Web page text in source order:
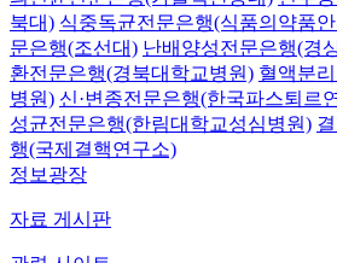
북대) 식중독균전문은행(식품의약품
문은행(조선대) 난배양성전문은행(경
환전문은행(경북대학교병원) 혈액분
병원) 신·변종전문은행(한국파스퇴르
성균전문은행(한림대학교성심병원)
행(국제결핵연구소)
정보광장
자료 게시판